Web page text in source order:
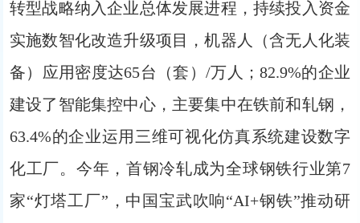
转型战略纳入企业总体发展进程，持续投入资金
实施数智化改造升级项目，机器人（含无人化装
备）应用密度达65台（套）/万人；82.9%的企业
建设了智能集控中心，主要集中在铁前和轧钢，
63.4%的企业运用三维可视化仿真系统建设数字
化工厂。今年，首钢冷轧成为全球钢铁行业第7
家“灯塔工厂”，中国宝武吹响“AI+钢铁”推动研